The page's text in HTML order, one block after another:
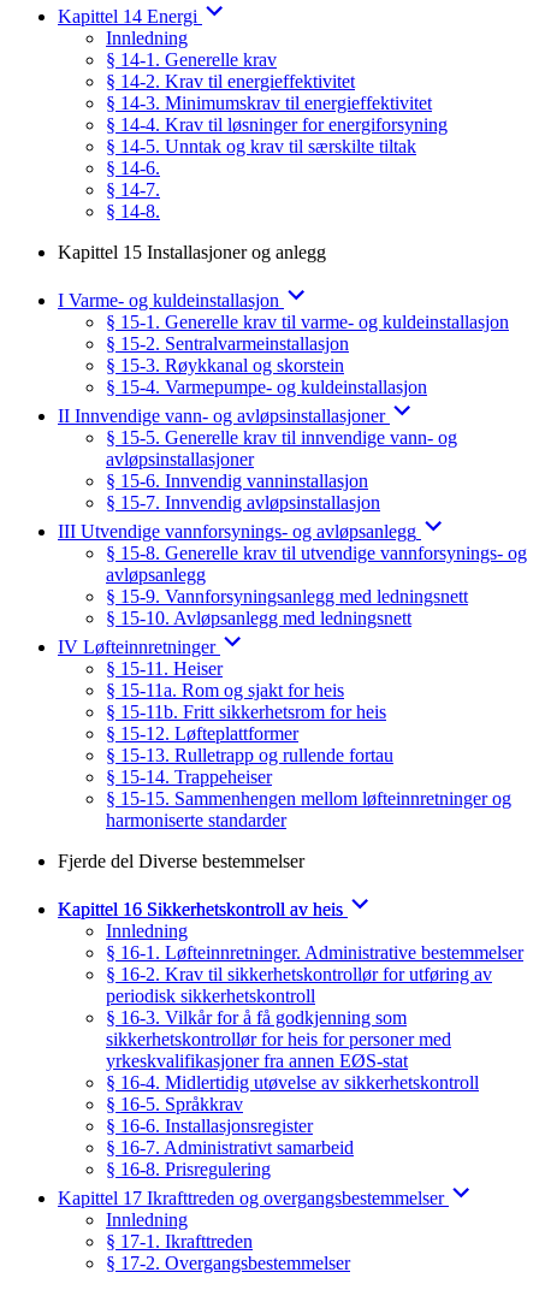
Kapittel 14 Energi
Innledning
§ 14-1. Generelle krav
§ 14-2. Krav til energieffektivitet
§ 14-3. Minimumskrav til energieffektivitet
§ 14-4. Krav til løsninger for energiforsyning
§ 14-5. Unntak og krav til særskilte tiltak
§ 14-6.
§ 14-7.
§ 14-8.
Kapittel 15 Installasjoner og anlegg
I Varme- og kuldeinstallasjon
§ 15-1. Generelle krav til varme- og kuldeinstallasjon
§ 15-2. Sentralvarmeinstallasjon
§ 15-3. Røykkanal og skorstein
§ 15-4. Varmepumpe- og kuldeinstallasjon
II Innvendige vann- og avløpsinstallasjoner
§ 15-5. Generelle krav til innvendige vann- og
avløpsinstallasjoner
§ 15-6. Innvendig vanninstallasjon
§ 15-7. Innvendig avløpsinstallasjon
III Utvendige vannforsynings- og avløpsanlegg
§ 15-8. Generelle krav til utvendige vannforsynings- og
avløpsanlegg
§ 15-9. Vannforsyningsanlegg med ledningsnett
§ 15-10. Avløpsanlegg med ledningsnett
IV Løfteinnretninger
§ 15-11. Heiser
§ 15-11a. Rom og sjakt for heis
§ 15-11b. Fritt sikkerhetsrom for heis
§ 15-12. Løfteplattformer
§ 15-13. Rulletrapp og rullende fortau
§ 15-14. Trappeheiser
§ 15-15. Sammenhengen mellom løfteinnretninger og
harmoniserte standarder
Fjerde del Diverse bestemmelser
Kapittel 16 Sikkerhetskontroll av heis
Innledning
§ 16-1. Løfteinnretninger. Administrative bestemmelser
§ 16-2. Krav til sikkerhetskontrollør for utføring av
periodisk sikkerhetskontroll
§ 16-3. Vilkår for å få godkjenning som
sikkerhetskontrollør for heis for personer med
yrkeskvalifikasjoner fra annen EØS-stat
§ 16-4. Midlertidig utøvelse av sikkerhetskontroll
§ 16-5. Språkkrav
§ 16-6. Installasjonsregister
§ 16-7. Administrativt samarbeid
§ 16-8. Prisregulering
Kapittel 17 Ikrafttreden og overgangsbestemmelser
Innledning
§ 17-1. Ikrafttreden
§ 17-2. Overgangsbestemmelser